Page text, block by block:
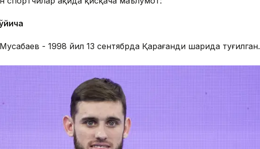
- 1998 йил 13 сентябрда Қарағанди шаҳрида туғилган.